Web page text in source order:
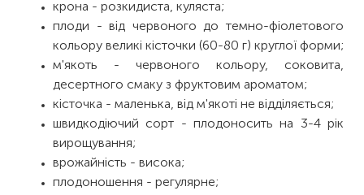
крона - розкидиста, куляста;
плоди - від червоного до темно-фіолетового
кольору великі кісточки (60-80 г) круглої форми;
м'якоть - червоного кольору, соковита,
десертного смаку з фруктовим ароматом;
кісточка - маленька, від м'якоті не відділяється;
швидкодіючий сорт - плодоносить на 3-4 рік
вирощування;
врожайність - висока;
плодоношення - регулярне;